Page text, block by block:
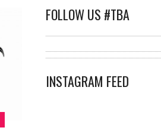
FOLLOW US #TBA
INSTAGRAM FEED